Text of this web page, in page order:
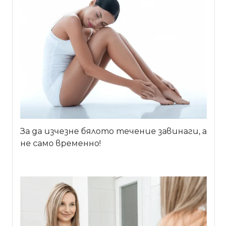
За да изчезне бялото течение завинаги, а
не само временно!